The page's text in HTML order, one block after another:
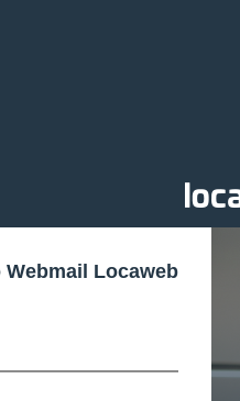
Webmail Locaweb